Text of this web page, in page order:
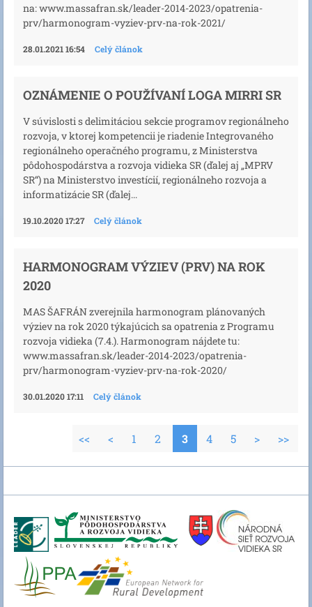
na: www.massafran.sk/leader-2014-2023/opatrenia-
prv/harmonogram-vyziev-prv-na-rok-2021/
28.01.2021 16:54 Celý článok
OZNÁMENIE O POUŽÍVANÍ LOGA MIRRI SR
V súvislosti s delimitáciou sekcie programov regionálneho
rozvoja, v ktorej kompetencii je riadenie Integrovaného
regionálneho operačného programu, z Ministerstva
pôdohospodárstva a rozvoja vidieka SR (ďalej aj „MPRV
SR“) na Ministerstvo investícií, regionálneho rozvoja a
informatizácie SR (ďalej...
19.10.2020 17:27 Celý článok
HARMONOGRAM VÝZIEV (PRV) NA ROK
2020
MAS ŠAFRÁN zverejnila harmonogram plánovaných
výziev na rok 2020 týkajúcich sa opatrenia z Programu
rozvoja vidieka (7.4.). Harmonogram nájdete tu:
www.massafran.sk/leader-2014-2023/opatrenia-
prv/harmonogram-vyziev-prv-na-rok-2020/
30.01.2020 17:11 Celý článok
<< < 1 2 3 4 5 > >>